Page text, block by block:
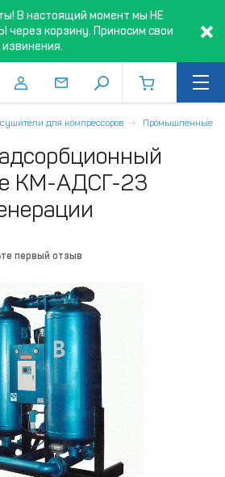
В настоящий момент мы НЕ
корзину. Приносим свои
извинения.
для компрессоров Промышленные
КМ-АДСГ-23
первый отзыв